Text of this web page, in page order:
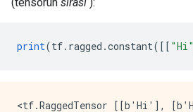
print(tf. ragged .constant([[ "Hi"